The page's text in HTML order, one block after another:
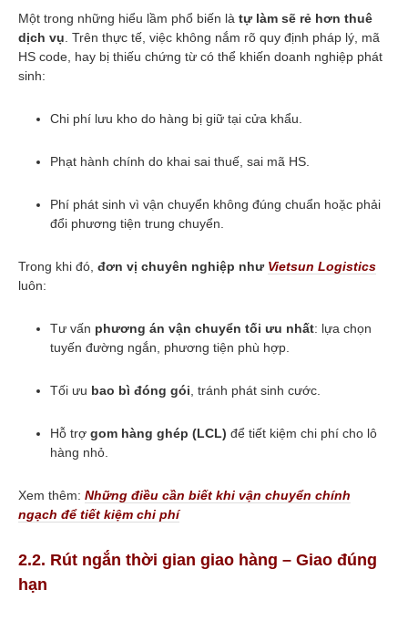
Một trong những hiểu lầm phổ biến là tự làm sẽ rẻ hơn thuê
dịch vụ . Trên thực tế, việc không nắm rõ quy định pháp lý, mã
HS code, hay bị thiếu chứng từ có thể khiến doanh nghiệp phát
sinh:
Chi phí lưu kho do hàng bị giữ tại cửa khẩu.
Phạt hành chính do khai sai thuế, sai mã HS.
Phí phát sinh vì vận chuyển không đúng chuẩn hoặc phải
đổi phương tiện trung chuyển.
Trong khi đó, đơn vị chuyên nghiệp như Vietsun Logistics
luôn:
Tư vấn phương án vận chuyển tối ưu nhất: lựa chọn
tuyến đường ngắn, phương tiện phù hợp.
Tối ưu bao bì đóng gói , tránh phát sinh cước.
Hỗ trợ gom hàng ghép (LCL) để tiết kiệm chi phí cho lô
hàng nhỏ.
Xem thêm: Những điều cần biết khi vận chuyển chính
ngạch để tiết kiệm chi phí
2.2. Rút ngắn thời gian giao hàng – Giao đúng
hạn